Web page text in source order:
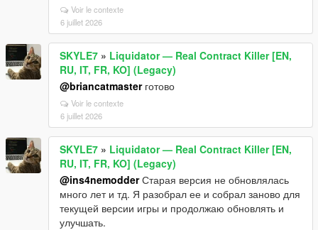
Voir le contexte
6 juillet 2026
SKYLE7 » Liquidator — Real Contract Killer [EN,
RU, IT, FR, KO] (Legacy)
@briancatmasterготово
Voir le contexte
6 juillet 2026
SKYLE7 » Liquidator — Real Contract Killer [EN,
RU, IT, FR, KO] (Legacy)
@ins4nemodderСтарая версия не обновлялась
много лет и тд. Я разобрал ее и собрал заново для
текущей версии игры и продолжаю обновлять и
улучшать.